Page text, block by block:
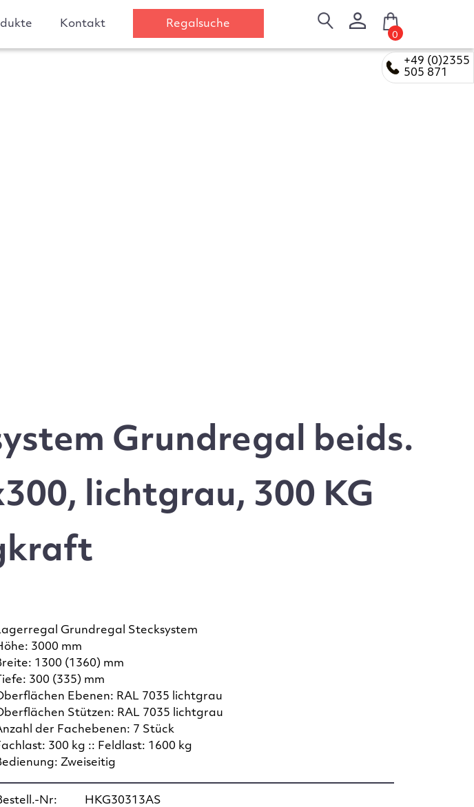
+49 (0)2355
505 871
Kontakt Regalsuche
0
Grundregal beids.
lichtgrau, 300 KG
Grundregal Stecksystem
3000 mm
1300 (1360) mm
Tiefe: 300 (335) mm
Ebenen: RAL 7035 lichtgrau
Stützen: RAL 7035 lichtgrau
der Fachebenen: 7 Stück
300 kg :: Feldlast: 1600 kg
Zweiseitig
Nr: HKG30313AS